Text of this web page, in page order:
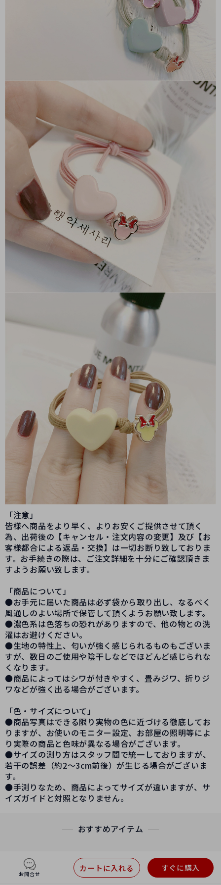
「注意」
皆様へ商品をより早く、よりお安くご提供させて頂く
為、出荷後の【キャンセル・注文内容の変更】及び【お
客様都合による返品・交換】は一切お断り致しておりま
す。お手続きの際は、ご注文詳細を十分にご確認頂きま
すようお願い致します。
「商品について」
●お手元に届いた商品は必ず袋から取り出し、なるべく
風通しのよい場所で保管して頂くようお願い致します。
●濃色系は色落ちの恐れがありますので、他の物との洗
濯はお避けください。
●生地の特性上、匂いが強く感じられるものもございま
すが、数日のご使用や陰干しなどでほどんど感じられな
くなります。
●商品によってはシワが付きやすく、畳みジワ、折りジ
ワなどが強く出る場合がございます。
「色・サイズについて」
●商品写真はできる限り実物の色に近づける徹底してお
りますが、お使いのモニター設定、お部屋の照明等によ
り実際の商品と色味が異なる場合がございます。
●サイズの測り方はスタッフ間で統一しておりますが、
若干の誤差（約2～3cm前後）が生じる場合がございま
す。
●手測りなため、商品によってサイズが違いますが、サ
イズガイドと対照となりません。
おすすめアイテム
お問合せ
すぐに購入
カートに入れる